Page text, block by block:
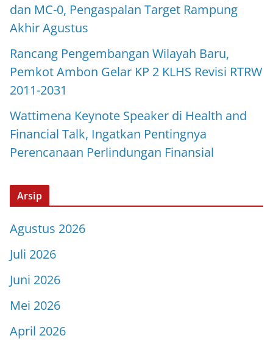
dan MC-0, Pengaspalan Target Rampung
Akhir Agustus
Rancang Pengembangan Wilayah Baru,
Pemkot Ambon Gelar KP 2 KLHS Revisi RTRW
2011-2031
Wattimena Keynote Speaker di Health and
Financial Talk, Ingatkan Pentingnya
Perencanaan Perlindungan Finansial
Arsip
Agustus 2026
Juli 2026
Juni 2026
Mei 2026
April 2026